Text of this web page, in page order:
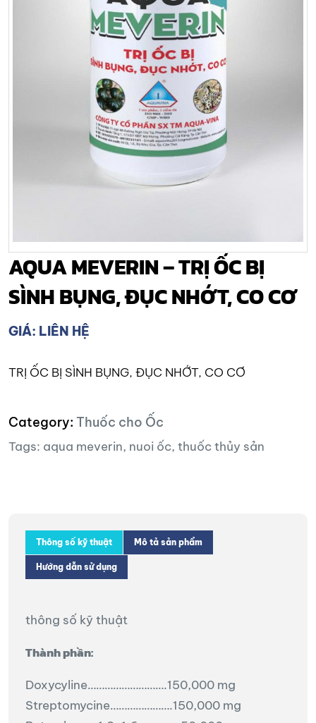
AQUA MEVERIN – TRỊ ỐC BỊ
SÌNH BỤNG, ĐỤC NHỚT, CO CƠ
GIÁ: LIÊN HỆ
TRỊ ỐC BỊ SÌNH BỤNG, ĐỤC NHỚT, CO CƠ
Category: Thuốc cho Ốc
Tags: aqua meverin, nuoi ốc, thuốc thủy sản
Thông số kỹ thuật Mô tả sản phẩm
Hướng dẫn sử dụng
thông số kỹ thuật
Thành phần:
Doxycyline……………………….150,000 mg
Streptomycine………………….150,000 mg